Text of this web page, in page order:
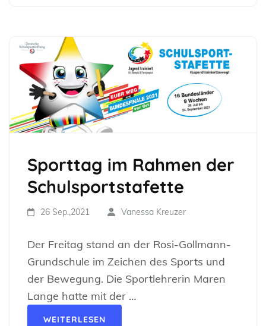
Sporttag im Rahmen der
Schulsportstafette
26 Sep.,2021 Vanessa Kreuzer
Der Freitag stand an der Rosi-Gollmann-
Grundschule im Zeichen des Sports und
der Bewegung. Die Sportlehrerin Maren
Lange hatte mit der …
WEITERLESEN